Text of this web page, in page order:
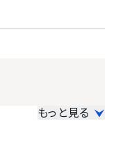
もっと見る